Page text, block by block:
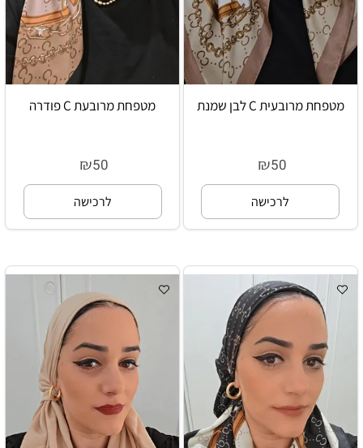
מטפחת מרובעית C לבן שמנת
₪50
לרכישה
מטפחת מרובעת C פודרה
₪50
לרכישה